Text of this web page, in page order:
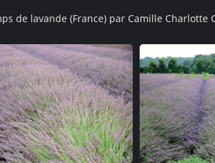
de lavande (France) par Camille Charlotte